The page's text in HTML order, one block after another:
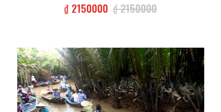
₫ 2150000 ₫ 2150000